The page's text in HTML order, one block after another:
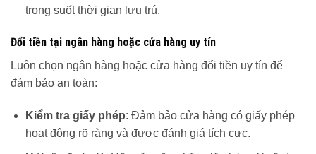
trong suốt thời gian lưu trú.
Đổi tiền tại ngân hàng hoặc cửa hàng uy tín
Luôn chọn ngân hàng hoặc cửa hàng đổi tiền uy tín để
đảm bảo an toàn:
Kiểm tra giấy phép: Đảm bảo cửa hàng có giấy phép
hoạt động rõ ràng và được đánh giá tích cực.